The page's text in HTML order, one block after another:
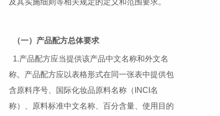
及其实施细则等相关规定的定义和范围要求。
（一）产品配方总体要求
1.产品配方应当提供该产品中文名称和外文名
称。产品配方应以表格形式在同一张表中提供包
含原料序号、国际化妆品原料名称（INCI名
称）、原料标准中文名称、百分含量、使用目的